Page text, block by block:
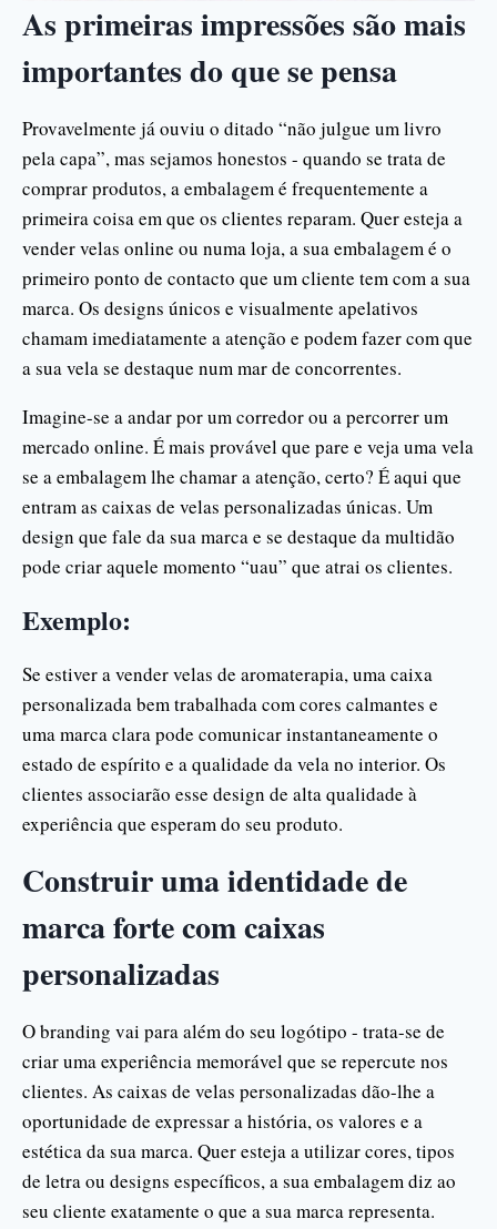
As primeiras impressões são mais
importantes do que se pensa
Provavelmente já ouviu o ditado “não julgue um livro
pela capa”, mas sejamos honestos - quando se trata de
comprar produtos, a embalagem é frequentemente a
primeira coisa em que os clientes reparam. Quer esteja a
vender velas online ou numa loja, a sua embalagem é o
primeiro ponto de contacto que um cliente tem com a sua
marca. Os designs únicos e visualmente apelativos
chamam imediatamente a atenção e podem fazer com que
a sua vela se destaque num mar de concorrentes.
Imagine-se a andar por um corredor ou a percorrer um
mercado online. É mais provável que pare e veja uma vela
se a embalagem lhe chamar a atenção, certo? É aqui que
entram as caixas de velas personalizadas únicas. Um
design que fale da sua marca e se destaque da multidão
pode criar aquele momento “uau” que atrai os clientes.
Exemplo:
Se estiver a vender velas de aromaterapia, uma caixa
personalizada bem trabalhada com cores calmantes e
uma marca clara pode comunicar instantaneamente o
estado de espírito e a qualidade da vela no interior. Os
clientes associarão esse design de alta qualidade à
experiência que esperam do seu produto.
Construir uma identidade de
marca forte com caixas
personalizadas
O branding vai para além do seu logótipo - trata-se de
criar uma experiência memorável que se repercute nos
clientes. As caixas de velas personalizadas dão-lhe a
oportunidade de expressar a história, os valores e a
estética da sua marca. Quer esteja a utilizar cores, tipos
de letra ou designs específicos, a sua embalagem diz ao
seu cliente exatamente o que a sua marca representa.